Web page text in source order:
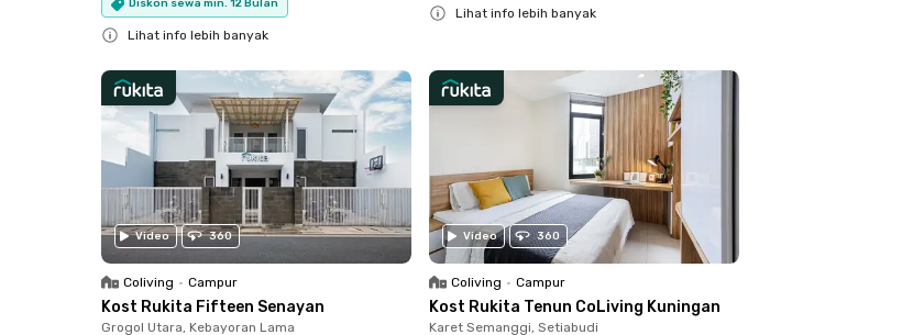
Diskon sewa min. 12 Bulan
Lihat info lebih banyak
Lihat info lebih banyak
Video 360
Coliving • Campur
Kost Rukita Fifteen Senayan
Grogol Utara, Kebayoran Lama
Video 360
Coliving • Campur
Kost Rukita Tenun CoLiving Kuningan
Karet Semanggi, Setiabudi